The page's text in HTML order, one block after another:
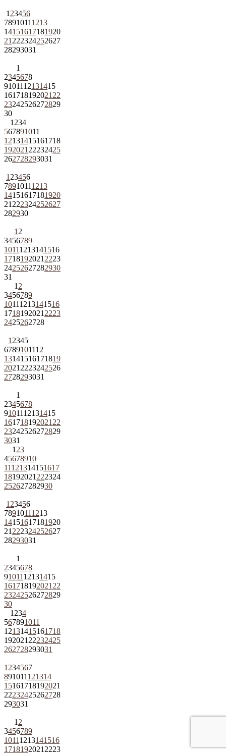
1 23456
78910111213
14151617181920
21 222324252627
28293031
1
2345678
9101112131415
161718192021 22
23242526272829
30
1 234
567891011
12131415161718
192021 22232425
262728293031
1 23456
78910111213
14151617181920
21 222324252627
282930
1 2
3456789
10111213141516
1718192021 2223
24252627282930
31
1 2
3456789
10111213141516
1718192021 2223
2425262728
1 2345
6789101112
13141516171819
2021 2223242526
2728293031
1
2345678
9101112131415
161718192021 22
23242526272829
3031
1 23
45678910
11121314151617
18192021 222324
252627282930
1 23456
78910111213
14151617181920
21 222324252627
28293031
1
2345678
9101112131415
161718192021 22
23242526272829
30
1 234
567891011
12131415161718
192021 22232425
262728293031
1 234567
891011121314
15161718192021
22232425262728
293031
1 2
3456789
10111213141516
1718192021 2223